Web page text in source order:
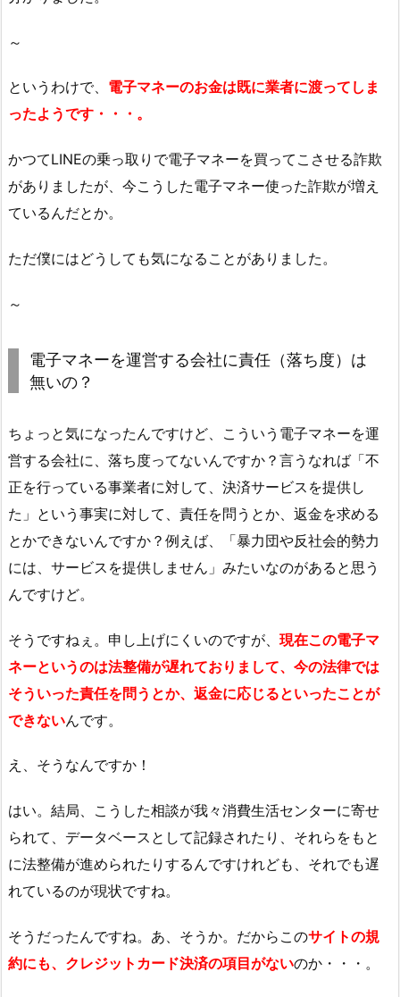
～
というわけで、 電子マネーのお金は既に業者に渡ってしま
ったようです・・・。
かつてLINEの乗っ取りで電子マネーを買ってこさせる詐欺
がありましたが、今こうした電子マネー使った詐欺が増え
ているんだとか。
ただ僕にはどうしても気になることがありました。
～
電子マネーを運営する会社に責任（落ち度）は
無いの？
ちょっと気になったんですけど、こういう電子マネーを運
営する会社に、落ち度ってないんですか？言うなれば「不
正を行っている事業者に対して、決済サービスを提供し
た」という事実に対して、責任を問うとか、返金を求める
とかできないんですか？例えば、「暴力団や反社会的勢力
には、サービスを提供しません」みたいなのがあると思う
んですけど。
そうですねぇ。申し上げにくいのですが、 現在この電子マ
ネーというのは法整備が遅れておりまして、今の法律では
そういった責任を問うとか、返金に応じるといったことが
できないんです。
え、そうなんですか！
はい。結局、こうした相談が我々消費生活センターに寄せ
られて、データベースとして記録されたり、それらをもと
に法整備が進められたりするんですけれども、それでも遅
れているのが現状ですね。
そうだったんですね。あ、そうか。だからこのサイトの規
約にも、クレジットカード決済の項目がないのか・・・。